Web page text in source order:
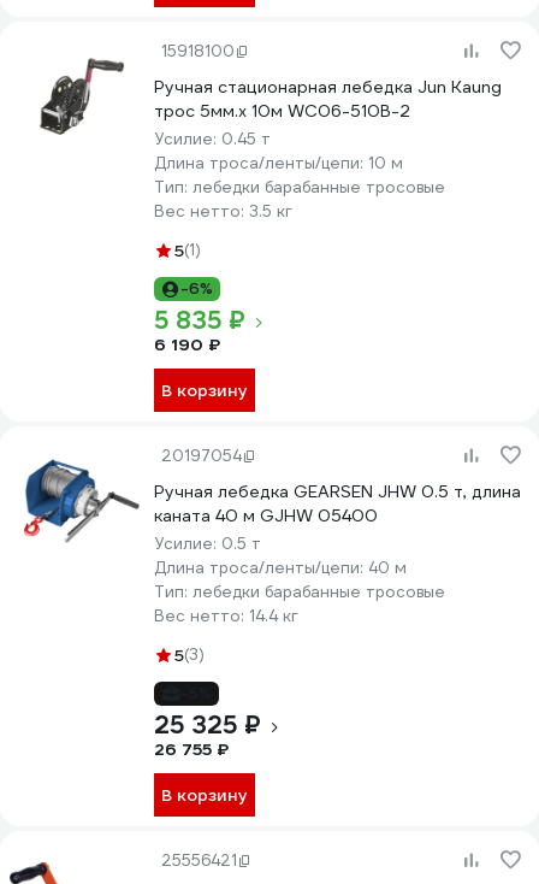
15918100
Ручная стационарная лебедка Jun Kaung
трос 5мм.x 10м WC06-510B-2
Усилие: 0.45 т
Длина троса/ленты/цепи: 10 м
Тип: лебедки барабанные тросовые
Вес нетто: 3.5 кг
5(1)
-6%
5 835 ₽
6 190 ₽
В корзину
20197054
Ручная лебедка GEARSEN JHW 0.5 т, длина
каната 40 м GJHW 05400
Усилие: 0.5 т
Длина троса/ленты/цепи: 40 м
Тип: лебедки барабанные тросовые
Вес нетто: 14.4 кг
5(3)
25 325 ₽
26 755 ₽
В корзину
25556421